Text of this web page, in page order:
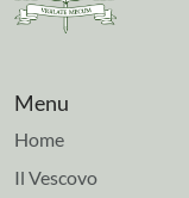
Menu
Home
Il Vescovo